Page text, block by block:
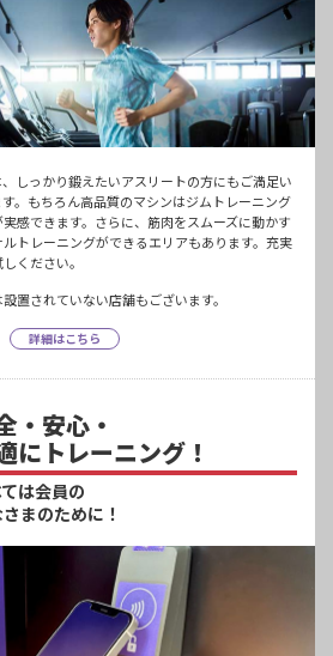
しっかり鍛えたいアスリートの方にもご満足い
。もちろん高品質のマシンはジムトレーニング
感できます。さらに、筋肉をスムーズに動かす
トレーニングができるエリアもあります。充実
ください。
置されていない店舗もございます。
詳細はこちら
・安心・
にトレーニング！
は会員の
まのために！